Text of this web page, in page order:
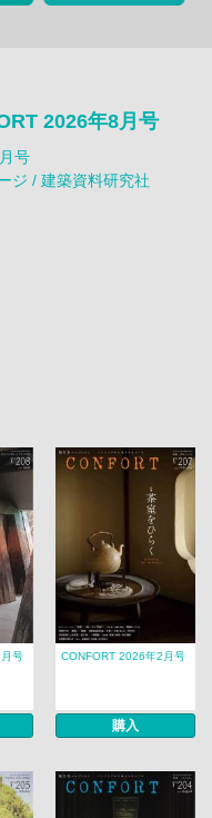
2026年8月号
号
ジ / 建築資料研究社
号 CONFORT 2026年2月号
購入